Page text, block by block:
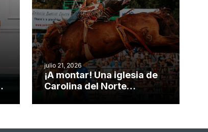
julio 21, 2026
¡A montar! Una iglesia de
Carolina del Norte